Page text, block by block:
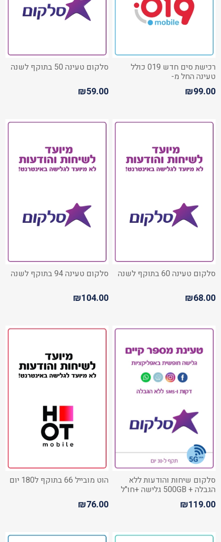
רכישת סים חדש 019 כולל
טעינה החל מ-
₪99.00
סלקום טעינה 50 בתוקף לשנה
₪59.00
סלקום טעינה 60 בתוקף לשנה
₪68.00
סלקום טעינה 94 בתוקף לשנה
₪104.00
סלקום שיחות והודעות ללא
הגבלה + 500GB גלישה +חו"ל
₪119.00
הוט מובייל 66 בתוקף ל180 יום
₪76.00